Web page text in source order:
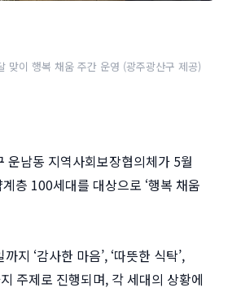
맞이 행복 채움 주간 운영 (광주광산구 제공)
운남동 지역사회보장협의체가 5월
층 100세대를 대상으로 ‘행복 채움
지 ‘감사한 마음’, ‘따뜻한 식탁’,
주제로 진행되며, 각 세대의 상황에